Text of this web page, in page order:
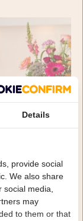
4.9
groet boeket
Details
provide social
We also share
social media,
may
to them or that